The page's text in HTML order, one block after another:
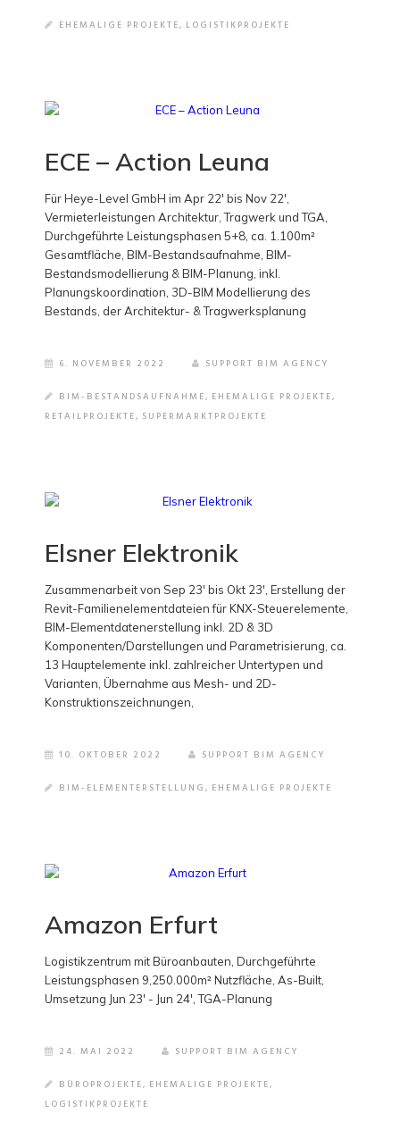
EHEMALIGE PROJEKTE, LOGISTIKPROJEKTE
ECE – Action Leuna
Für Heye-Level GmbH im Apr 22' bis Nov 22',
Vermieterleistungen Architektur, Tragwerk und TGA,
Durchgeführte Leistungsphasen 5+8, ca. 1.100m²
Gesamtfläche, BIM-Bestandsaufnahme, BIM-
Bestandsmodellierung & BIM-Planung, inkl.
Planungskoordination, 3D-BIM Modellierung des
Bestands, der Architektur- & Tragwerksplanung
6. NOVEMBER 2022 SUPPORT BIM AGENCY
BIM-BESTANDSAUFNAHME, EHEMALIGE PROJEKTE,
RETAILPROJEKTE, SUPERMARKTPROJEKTE
Elsner Elektronik
Zusammenarbeit von Sep 23' bis Okt 23', Erstellung der
Revit-Familienelementdateien für KNX-Steuerelemente,
BIM-Elementdatenerstellung inkl. 2D & 3D
Komponenten/Darstellungen und Parametrisierung, ca.
13 Hauptelemente inkl. zahlreicher Untertypen und
Varianten, Übernahme aus Mesh- und 2D-
Konstruktionszeichnungen,
10. OKTOBER 2022 SUPPORT BIM AGENCY
BIM-ELEMENTERSTELLUNG, EHEMALIGE PROJEKTE
Amazon Erfurt
Logistikzentrum mit Büroanbauten, Durchgeführte
Leistungsphasen 9,250.000m² Nutzfläche, As-Built,
Umsetzung Jun 23' - Jun 24', TGA-Planung
24. MAI 2022 SUPPORT BIM AGENCY
BÜROPROJEKTE, EHEMALIGE PROJEKTE,
LOGISTIKPROJEKTE